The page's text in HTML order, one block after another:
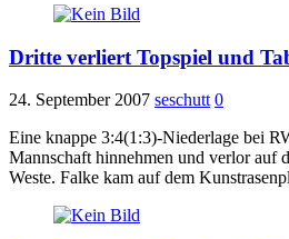
Dritte verliert Topspiel und
24. September 2007 seschutt 0
Eine knappe 3:4(1:3)-Niederlage bei
Mannschaft hinnehmen und verlor auf
Weste. Falke kam auf dem